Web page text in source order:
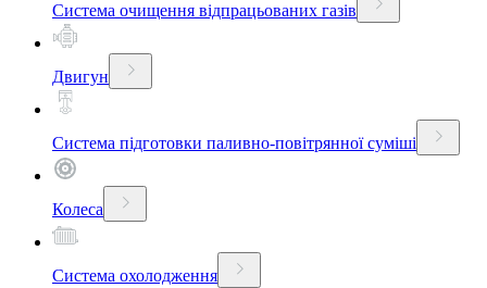
Система очищення відпрацьованих газів
Двигун
Система підготовки паливно-повітрянної суміші
Колеса
Система охолодження